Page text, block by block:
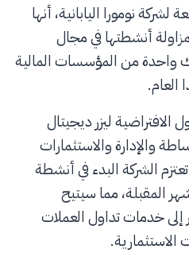
لشركة نومورا اليابانية، أنها
أنشطتها في مجال
واحدة من المؤسسات المالية
العام.
ليزر ديجيتال
والإدارة والاستثمارات
الشركة البدء في أنشطة
المقبلة، مما سيتيح
خدمات تداول العملات